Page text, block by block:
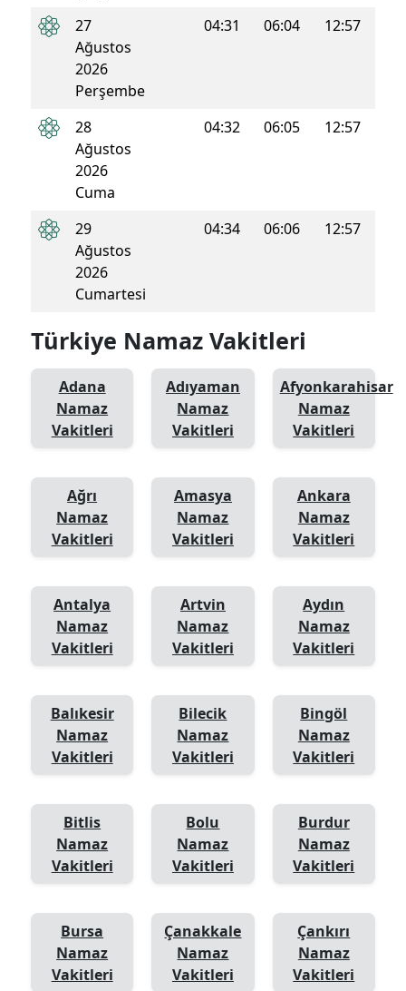
27
Ağustos
2026
Perşembe
04:31 06:04 12:57
28
Ağustos
2026
Cuma
04:32 06:05 12:57
29
Ağustos
2026
Cumartesi
04:34 06:06 12:57
Türkiye Namaz Vakitleri
Adana
Namaz
Vakitleri
Adıyaman
Namaz
Vakitleri
Afyonkarahisar
Namaz
Vakitleri
Ağrı
Namaz
Vakitleri
Amasya
Namaz
Vakitleri
Ankara
Namaz
Vakitleri
Antalya
Namaz
Vakitleri
Artvin
Namaz
Vakitleri
Aydın
Namaz
Vakitleri
Balıkesir
Namaz
Vakitleri
Bilecik
Namaz
Vakitleri
Bingöl
Namaz
Vakitleri
Bitlis
Namaz
Vakitleri
Bolu
Namaz
Vakitleri
Burdur
Namaz
Vakitleri
Bursa
Namaz
Vakitleri
Çanakkale
Namaz
Vakitleri
Çankırı
Namaz
Vakitleri